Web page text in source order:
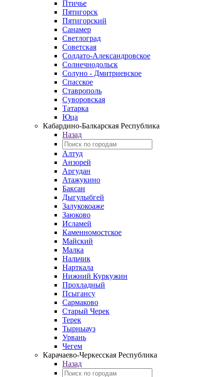
Птичье
Пятигорск
Пятигорский
Санамер
Светлоград
Советская
Солдато-Александровское
Солнечнодольск
Солуно - Дмитриевское
Спасское
Ставрополь
Суворовская
Татарка
Юца
Кабардино‑Балкарская Республика
Назад
Алтуд
Анзорей
Аргудан
Атажукино
Баксан
Дыгулыбгей
Залукокоаже
Заюково
Исламей
Каменномостское
Майский
Малка
Нальчик
Нарткала
Нижний Куркужин
Прохладный
Псыгансу
Сармаково
Старый Черек
Терек
Тырныауз
Урвань
Чегем
Карачаево-Черкесская Республика
Назад